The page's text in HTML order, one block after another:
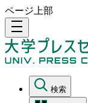
ページ上部
density_medium
検索